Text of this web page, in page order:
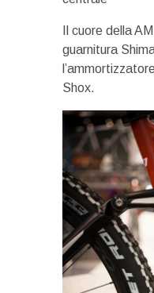
Il cuore della
guarnitura
Shox.